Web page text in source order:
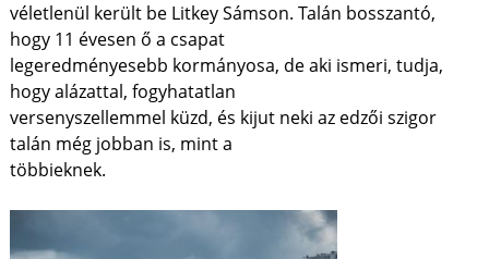
véletlenül került be Litkey Sámson. Talán bosszantó,
hogy 11 évesen ő a csapat
legeredményesebb kormányosa, de aki ismeri, tudja,
hogy alázattal, fogyhatatlan
versenyszellemmel küzd, és kijut neki az edzői szigor
talán még jobban is, mint a
többieknek.